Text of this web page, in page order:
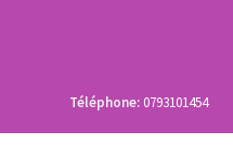
Téléphone: 0793101454